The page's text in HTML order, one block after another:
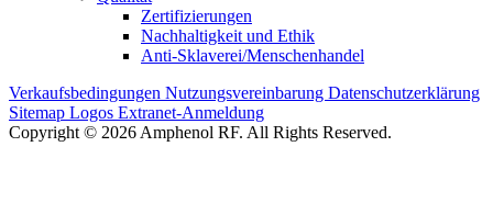
Zertifizierungen
Nachhaltigkeit und Ethik
Anti-Sklaverei/Menschenhandel
Verkaufsbedingungen Nutzungsvereinbarung Datenschutzerklärung
Sitemap Logos Extranet-Anmeldung
Copyright © 2026 Amphenol RF. All Rights Reserved.